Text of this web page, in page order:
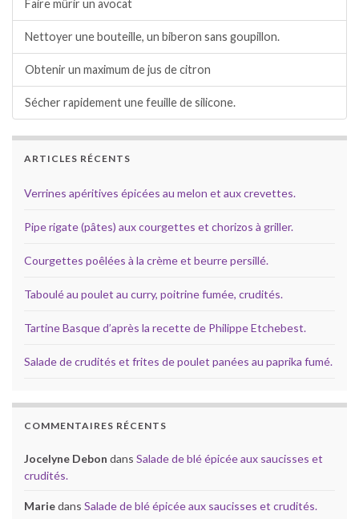
Faire mûrir un avocat
Nettoyer une bouteille, un biberon sans goupillon.
Obtenir un maximum de jus de citron
Sécher rapidement une feuille de silicone.
ARTICLES RÉCENTS
Verrines apéritives épicées au melon et aux crevettes.
Pipe rigate (pâtes) aux courgettes et chorizos à griller.
Courgettes poêlées à la crème et beurre persillé.
Taboulé au poulet au curry, poitrine fumée, crudités.
Tartine Basque d’après la recette de Philippe Etchebest.
Salade de crudités et frites de poulet panées au paprika fumé.
COMMENTAIRES RÉCENTS
Jocelyne Debon dans Salade de blé épicée aux saucisses et
crudités.
Mariedans Salade de blé épicée aux saucisses et crudités.